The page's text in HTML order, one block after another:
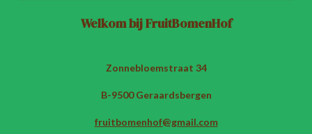
Welkom bij FruitBomenHof
Zonnebloemstraat 34
B-9500 Geraardsbergen
fruitbomenhof@gmail.com